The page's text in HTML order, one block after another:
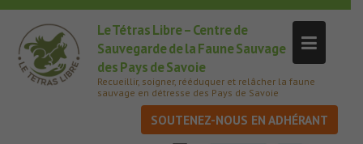
Le Tétras Libre – Centre de
Sauvegarde de la Faune Sauvage
des Pays de Savoie
Recueillir, soigner, rééduquer et relâcher la faune
sauvage en détresse des Pays de Savoie
SOUTENEZ-NOUS